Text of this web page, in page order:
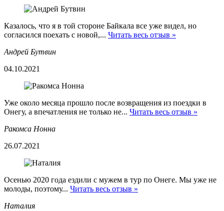
Казалось, что я в той стороне Байкала все уже видел, но
согласился поехать с новой,... Читать весь отзыв »
Андрей Бутвин
04.10.2021
Уже около месяца прошло после возвращения из поездки в
Онегу, а впечатления не только не... Читать весь отзыв »
Ракомса Нонна
26.07.2021
Осенью 2020 года ездили с мужем в тур по Онеге. Мы уже не
молоды, поэтому... Читать весь отзыв »
Наталия